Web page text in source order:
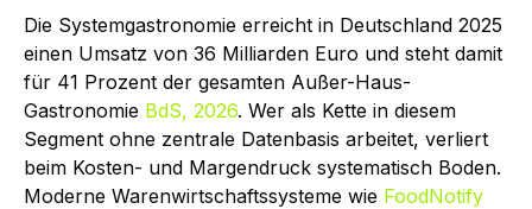
Die Systemgastronomie erreicht in Deutschland 2025
einen Umsatz von 36 Milliarden Euro und steht damit
für 41 Prozent der gesamten Außer-Haus-
Gastronomie BdS, 2026. Wer als Kette in diesem
Segment ohne zentrale Datenbasis arbeitet, verliert
beim Kosten- und Margendruck systematisch Boden.
Moderne Warenwirtschaftssysteme wie FoodNotify